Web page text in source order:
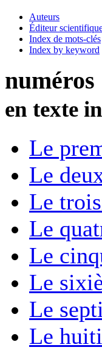
Auteurs
Éditeur
Index de mots-clés
Index by keyword
numéros
en texte
Le
Le
Le
Le
Le
Le
Le
Le